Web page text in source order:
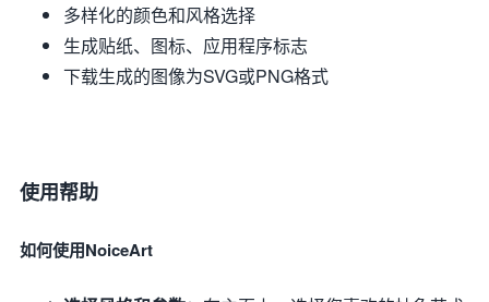
多样化的颜色和风格选择
生成贴纸、图标、应用程序标志
下载生成的图像为SVG或PNG格式
使用帮助
如何使用NoiceArt